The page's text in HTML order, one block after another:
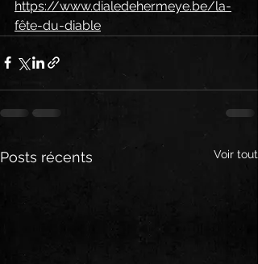
https://www.dialedehermeye.be/la-
fête-du-diable
Posts récents Voir tout